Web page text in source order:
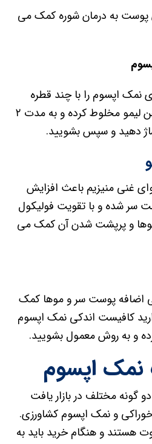
پوست به درمان شوره کمک می
نمک اپسوم را با چند قطره
روغن زیتون و ۵ قطره روغن لیمو مخلوط کرده و به مدت ۲
دهید و سپس بشویید.
غنی منیزیم باعث افزایش
سر شده و با تقویت فولیکول
و پرپشت شدن آن کمک می
اضافه پوست سر و موها کمک
کافیست اندکی نمک اپسوم
و به روش معمول بشویید.
اپسوم
گونه مختلف در بازار یافت
و نمک اپسوم کشاورزی.
هستند و هنگام خرید باید به